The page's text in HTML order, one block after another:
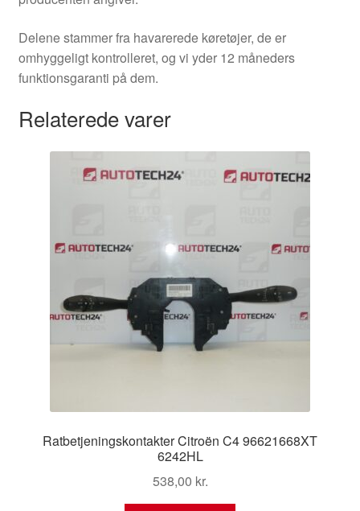
Delene stammer fra havarerede køretøjer, de er
omhyggeligt kontrolleret, og vi yder 12 måneders
funktionsgaranti på dem.
Relaterede varer
Ratbetjeningskontakter Citroën C4 96621668XT
6242HL
538,00 kr.